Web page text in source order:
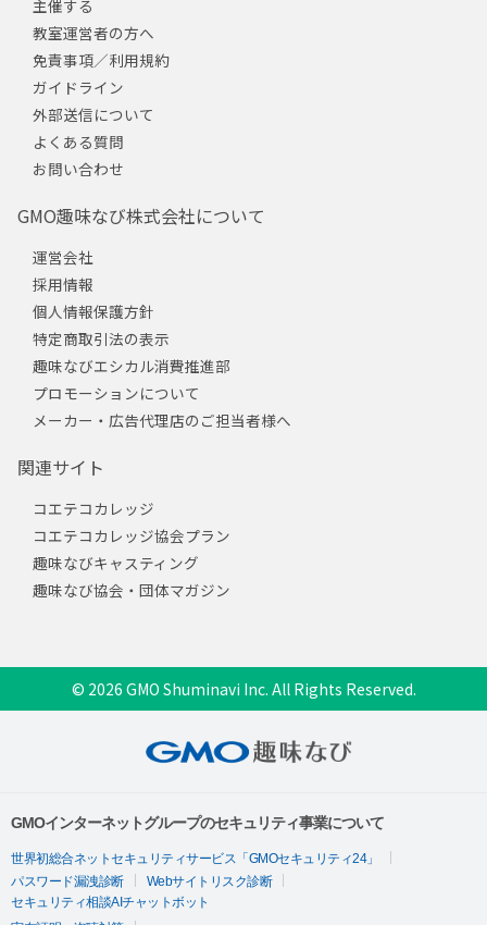
主催する
教室運営者の方へ
免責事項／利用規約
ガイドライン
外部送信について
よくある質問
お問い合わせ
GMO趣味なび株式会社について
運営会社
採用情報
個人情報保護方針
特定商取引法の表示
趣味なびエシカル消費推進部
プロモーションについて
メーカー・広告代理店のご担当者様へ
関連サイト
コエテコカレッジ
コエテコカレッジ協会プラン
趣味なびキャスティング
趣味なび協会・団体マガジン
© 2026 GMO Shuminavi Inc. All Rights Reserved.